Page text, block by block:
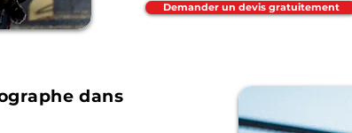
Demander un devis gratuitement
dans